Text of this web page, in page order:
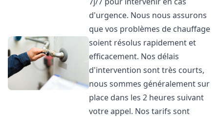
d'urgence. Nous nous assurons
que vos problèmes de chauffage
soient résolus rapidement et
efficacement. Nos délais
d'intervention sont très courts,
nous sommes généralement sur
place dans les 2 heures suivant
votre appel. Nos tarifs sont